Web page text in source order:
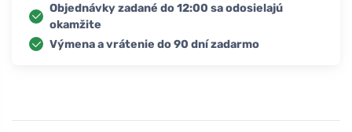
Objednávky zadané do 12:00 sa odosielajú
okamžite
Výmena a vrátenie do 90 dní zadarmo